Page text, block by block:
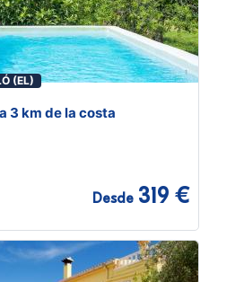
(EL)
3 km de la costa
Desde 319 €